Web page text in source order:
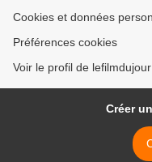
Cookies et données
Préférences cookies
Voir le profil de
Créer